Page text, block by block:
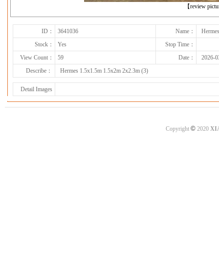
【review
ID： 3641036 Name：
Stock：
Yes
Stop Time：
View Count：
59 Date：
2026-
Describe：
Hermes 1.5x1.5m 1.5x2m 2x2.3m (3)
Detail Images
Copyright ©2020